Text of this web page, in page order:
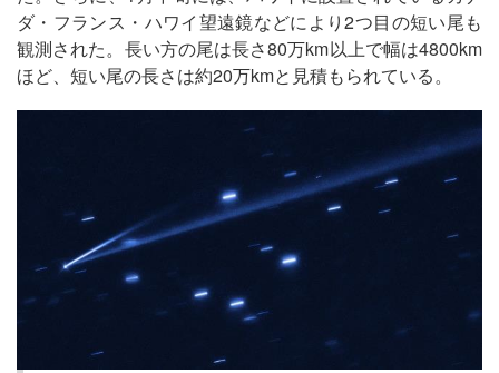
ダ・フランス・ハワイ望遠鏡などにより2つ目の短い尾も
観測された。長い方の尾は長さ80万km以上で幅は4800km
ほど、短い尾の長さは約20万kmと見積もられている。